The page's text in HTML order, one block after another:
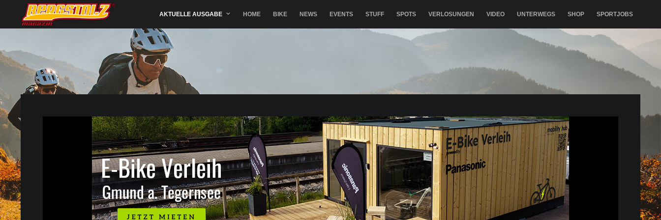
AKTUELLE AUSGABE HOME BIKE NEWS EVENTS STUFF SPOTS VERLOSUNGEN VIDEO UNTERWEGS SHOP SPORTJOBS